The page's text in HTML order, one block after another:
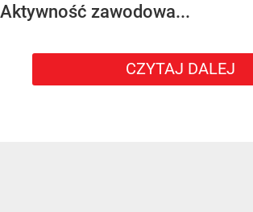
Aktywność zawodowa...
CZYTAJ DALEJ